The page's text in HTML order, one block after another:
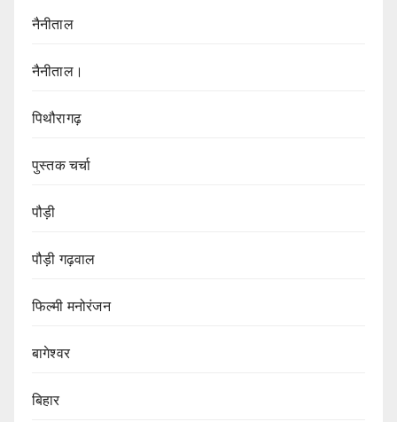
नैनीताल
नैनीताल।
पिथौरागढ़
पुस्तक चर्चा
पौड़ी
पौड़ी गढ़वाल
फिल्मी मनोरंजन
बागेश्वर
बिहार